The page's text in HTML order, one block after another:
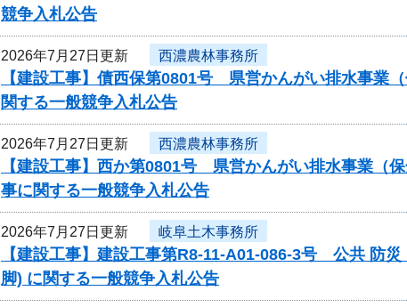
競争入札公告
2026年7月27日更新 西濃農林事務所
【建設工事】債西保第0801号 県営かんがい排水事
関する一般競争入札公告
2026年7月27日更新 西濃農林事務所
【建設工事】西か第0801号 県営かんがい排水事業
事に関する一般競争入札公告
2026年7月27日更新 岐阜土木事務所
【建設工事】建設工事第R8-11-A01-086-3号 公共 防
脚) に関する一般競争入札公告